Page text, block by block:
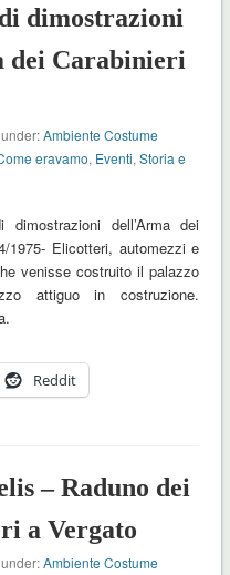
dimostrazioni
dei Carabinieri
under:Ambiente Costume
eravamo, Eventi,Storia e
dell’Arma dei
1975- Elicotteri, automezzi e
venisse costruito il palazzo
attiguo in costruzione.
Reddit
– Raduno dei
a Vergato
under:Ambiente Costume